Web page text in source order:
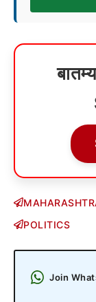
POLITICS
Join